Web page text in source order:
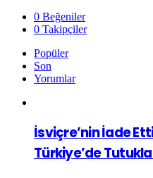
0 Beğeniler
0 Takipçiler
Popüler
Son
Yorumlar
İsviçre’nin İade
Türkiye’de